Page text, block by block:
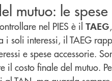
mutuo: le spese
nel PIES è il TAEG
i soli interessi, il TAEG
e spese accessorie.
costo finale del mutuo.